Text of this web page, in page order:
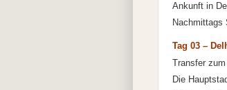
Ankunft in
Nachmittags
Tag 03 –
Transfer
Die